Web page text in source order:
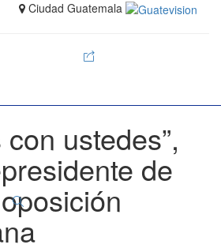
Ciudad Guatemala
ustedes”,
de